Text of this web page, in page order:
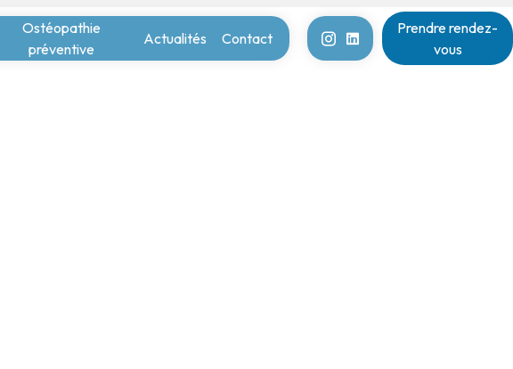
Ostéopathie
préventive
Actualités Contact
Prendre rendez-
vous